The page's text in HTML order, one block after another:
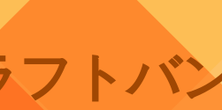
フトバ